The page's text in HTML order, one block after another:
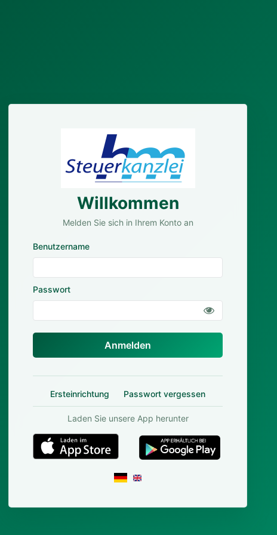
Willkommen
Melden Sie sich in Ihrem Konto an
Benutzername
Passwort
Anmelden
Ersteinrichtung Passwort vergessen
Laden Sie unsere App herunter